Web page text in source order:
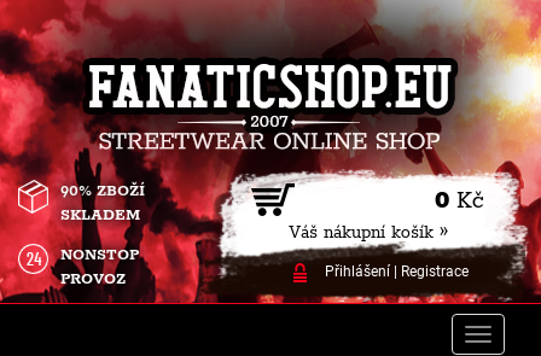
0 Kč
Váš nákupní košík »
Přihlášení| Registrace
90% ZBOŽÍ
SKLADEM
NONSTOP
PROVOZ
Toggle